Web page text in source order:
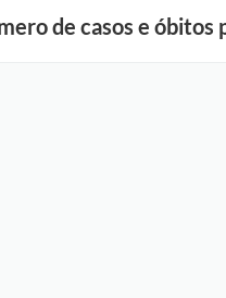
de casos e